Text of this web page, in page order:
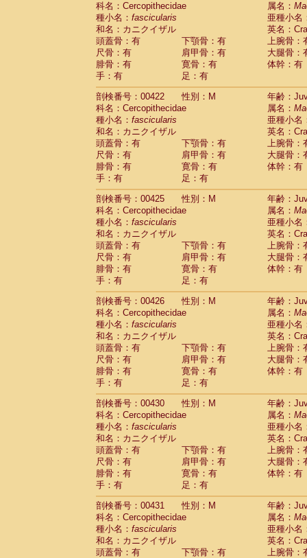
科名：Cercopithecidae
属名：
種小名： fascicularis
亜種小名
和名：カニクイザル
英名：
頭蓋骨：有
下顎骨：有
上腕骨：
尺骨：有
肩甲骨：有
大腿骨：
腓骨：有
寛骨：有
体幹：有
手：有
足：有
剖検番号：00422
性別：M
年齢：
科名：Cercopithecidae
属名：
種小名： fascicularis
亜種小名
和名：カニクイザル
英名：
頭蓋骨：有
下顎骨：有
上腕骨：
尺骨：有
肩甲骨：有
大腿骨：
腓骨：有
寛骨：有
体幹：有
手：有
足：有
剖検番号：00425
性別：M
年齢：
科名：Cercopithecidae
属名：
種小名： fascicularis
亜種小名
和名：カニクイザル
英名：
頭蓋骨：有
下顎骨：有
上腕骨：
尺骨：有
肩甲骨：有
大腿骨：
腓骨：有
寛骨：有
体幹：有
手：有
足：有
剖検番号：00426
性別：M
年齢：
科名：Cercopithecidae
属名：
種小名： fascicularis
亜種小名
和名：カニクイザル
英名：
頭蓋骨：有
下顎骨：有
上腕骨：
尺骨：有
肩甲骨：有
大腿骨：
腓骨：有
寛骨：有
体幹：有
手：有
足：有
剖検番号：00430
性別：M
年齢：
科名：Cercopithecidae
属名：
種小名： fascicularis
亜種小名
和名：カニクイザル
英名：
頭蓋骨：有
下顎骨：有
上腕骨：
尺骨：有
肩甲骨：有
大腿骨：
腓骨：有
寛骨：有
体幹：有
手：有
足：有
剖検番号：00431
性別：M
年齢：
科名：Cercopithecidae
属名：
種小名： fascicularis
亜種小名
和名：カニクイザル
英名：
頭蓋骨：有
下顎骨：有
上腕骨：